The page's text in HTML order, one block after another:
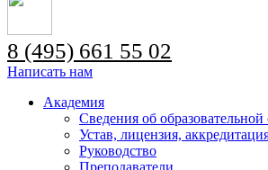
8 (495) 661 55 02
Написать нам
Академия
Сведения об образовательной
Устав, лицензия,
Руководство
Преподаватели